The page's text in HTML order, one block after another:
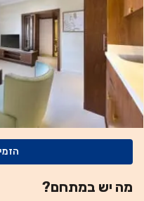
הקרוב ביותר הוא נמל
שנמצא
מ/אל נמל התעופה דרך מקום
מה יש במתחם?